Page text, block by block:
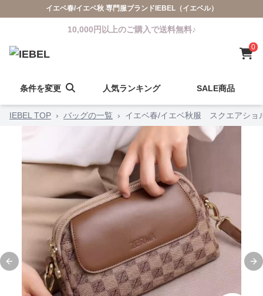
イエベ春/イエベ秋 専門服ブランドIEBEL（イエベル）
10,000円以上のご購入で送料無料♪
0
条件を変更 人気ランキング SALE商品
IEBEL TOP › バッグの一覧 › イエベ春/イエベ秋服 スクエアショ
Previous slide